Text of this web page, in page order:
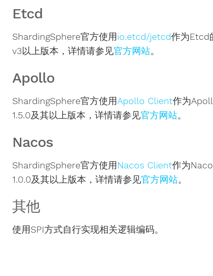
Etcd
ShardingSphere官方使用io.etcd/jetcd作为Etcd
v3以上版本，详情请参见官方网站。
Apollo
ShardingSphere官方使用Apollo Client作为
1.5.0及其以上版本，详情请参见官方网站。
Nacos
ShardingSphere官方使用Nacos Client作为
1.0.0及其以上版本，详情请参见官方网站。
其他
使用SPI方式自行实现相关逻辑编码。